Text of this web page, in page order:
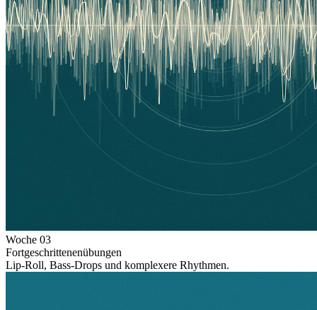
Woche 03
Fortgeschrittenenübungen
Lip-Roll, Bass-Drops und komplexere Rhythmen.